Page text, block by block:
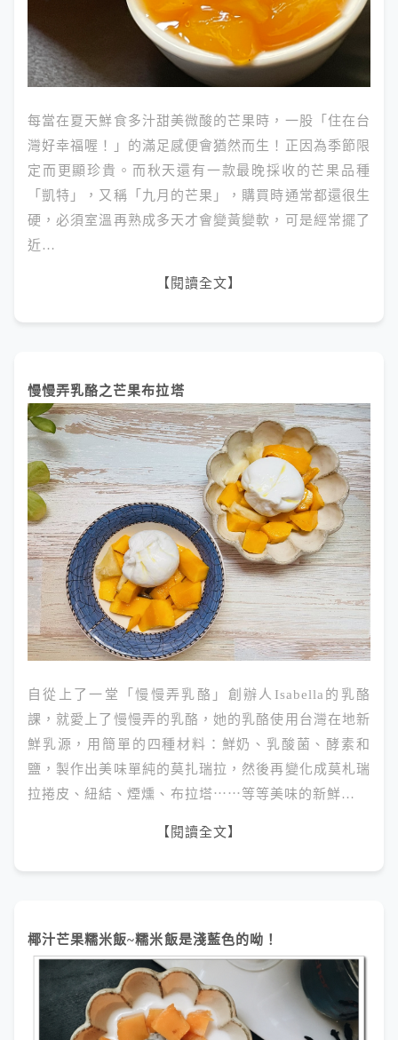
每當在夏天鮮食多汁甜美微酸的芒果時，一股「住在台
灣好幸福喔！」的滿足感便會猶然而生！正因為季節限
定而更顯珍貴。而秋天還有一款最晚採收的芒果品種
「凱特」，又稱「九月的芒果」，購買時通常都還很生
硬，必須室溫再熟成多天才會變黃變軟，可是經常擺了
近…
【閱讀全文】
慢慢弄乳酪之芒果布拉塔
自從上了一堂「慢慢弄乳酪」創辦人Isabella的乳酪
課，就愛上了慢慢弄的乳酪，她的乳酪使用台灣在地新
鮮乳源，用簡單的四種材料：鮮奶、乳酸菌、酵素和
鹽，製作出美味單純的莫扎瑞拉，然後再變化成莫札瑞
拉捲皮、紐結、煙燻、布拉塔⋯⋯等等美味的新鮮…
【閱讀全文】
椰汁芒果糯米飯~糯米飯是淺藍色的呦！